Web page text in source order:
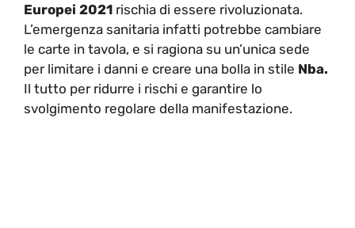
Europei 2021 rischia di essere rivoluzionata.
L’emergenza sanitaria infatti potrebbe cambiare
le carte in tavola, e si ragiona su un’unica sede
per limitare i danni e creare una bolla in stile Nba.
Il tutto per ridurre i rischi e garantire lo
svolgimento regolare della manifestazione.